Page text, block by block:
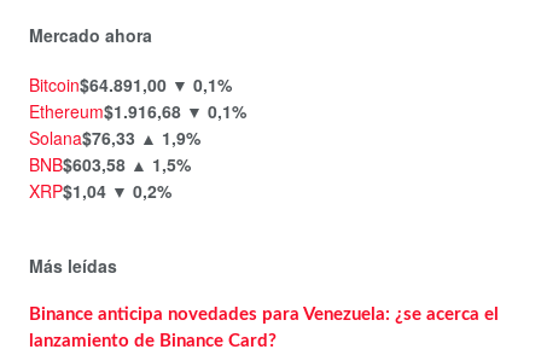
Mercado ahora
Bitcoin$64.891,00 ▼ 0,1%
Ethereum$1.916,68 ▼ 0,1%
Solana$76,33 ▲ 1,9%
BNB$603,58 ▲ 1,5%
XRP$1,04 ▼ 0,2%
Más leídas
Binance anticipa novedades para Venezuela: ¿se acerca el
lanzamiento de Binance Card?